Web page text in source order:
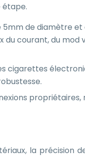
5mm de diamètre
courant, du mod
cigarettes
la précision